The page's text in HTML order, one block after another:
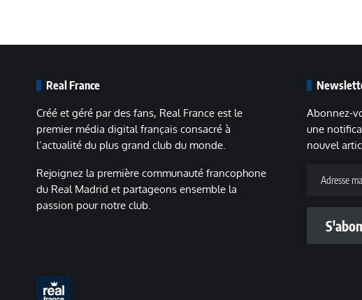
Real France
Créé et géré par des fans, Real France est le
premier média digital français consacré à
l’actualité du plus grand club du monde.
Rejoignez la première communauté francophone
du Real Madrid et partageons ensemble la
passion pour notre club.
Abonnez-
une
nouvel
mail